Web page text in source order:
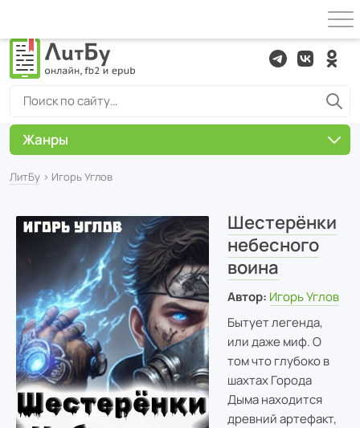
ЛитБу › Игорь Углов
Шестерёнки
небесного
воина
Автор: Игорь Углов
Бытует легенда,
или даже миф. О
том что глубоко в
шахтах Города
Дыма находится
древний артефакт,
Жанры